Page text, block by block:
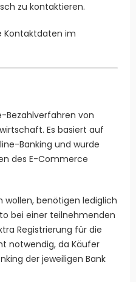
zu kontaktieren.
Kontaktdaten im
Bezahlverfahren von
. Es basiert auf
Banking und wurde
des E-Commerce
wollen, benötigen lediglich
bei einer teilnehmenden
Registrierung für die
notwendig, da Käufer
der jeweiligen Bank